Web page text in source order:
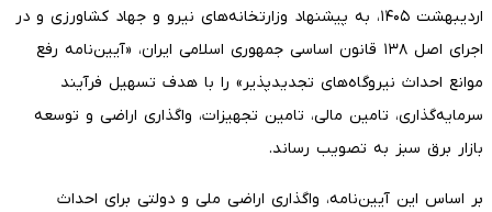
اردیبهشت ۱۴۰۵، به پیشنهاد وزارتخانه‌های نیرو و جهاد کشاورزی و در
اجرای اصل ۱۳۸ قانون اساسی جمهوری اسلامی ایران، «آیین‌نامه رفع
موانع احداث نیروگاه‌های تجدیدپذیر» را با هدف تسهیل فرآیند
سرمایه‌گذاری، تامین مالی، تامین تجهیزات، واگذاری اراضی و توسعه
بازار برق سبز به تصویب رساند.
بر اساس این آیین‌نامه، واگذاری اراضی ملی و دولتی برای احداث